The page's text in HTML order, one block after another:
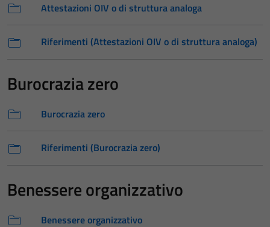
Attestazioni OIV o di struttura analoga
Riferimenti (Attestazioni OIV o di struttura analoga)
Burocrazia zero
Burocrazia zero
Riferimenti (Burocrazia zero)
Benessere organizzativo
Benessere organizzativo